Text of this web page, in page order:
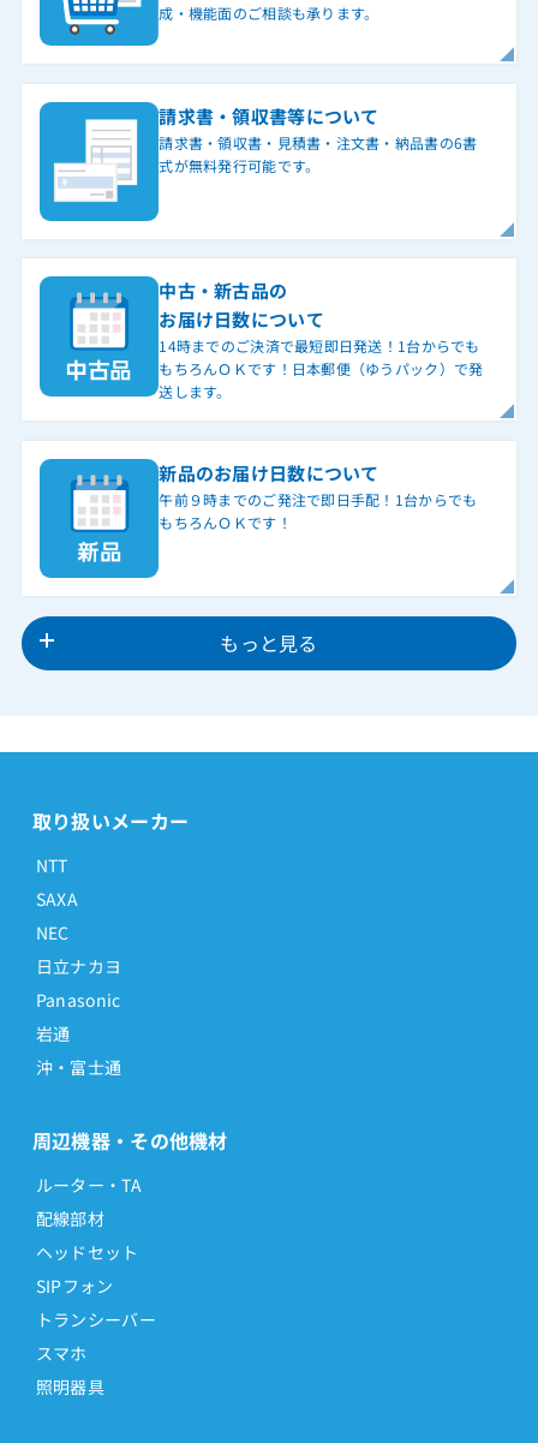
成・機能面のご相談も承ります。
請求書・領収書等について
請求書・領収書・見積書・注文書・納品書の6書
式が無料発行可能です。
中古・新古品の
お届け日数について
14時までのご決済で最短即日発送！1台からでも
もちろんＯＫです！日本郵便（ゆうパック）で発
送します。
新品のお届け日数について
午前９時までのご発注で即日手配！1台からでも
もちろんＯＫです！
もっと見る
取り扱いメーカー
NTT
SAXA
NEC
日立ナカヨ
Panasonic
岩通
沖・富士通
周辺機器・その他機材
ルーター・TA
配線部材
ヘッドセット
SIPフォン
トランシーバー
スマホ
照明器具